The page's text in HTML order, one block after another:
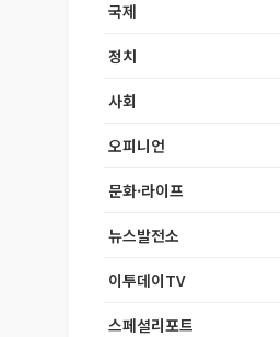
국제
정치
사회
오피니언
문화·라이프
뉴스발전소
이투데이TV
스페셜리포트